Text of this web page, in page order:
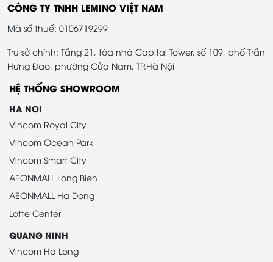
CÔNG TY TNHH LEMINO VIỆT NAM
Mã số thuế: 0106719299
Trụ sở chính: Tầng 21, tòa nhà Capital Tower, số 109, phố Trần
Hưng Đạo, phường Cửa Nam, TP.Hà Nội
HỆ THỐNG SHOWROOM
HA NOI
Vincom Royal City
Vincom Ocean Park
Vincom Smart City
AEONMALL Long Bien
AEONMALL Ha Dong
Lotte Center
QUANG NINH
Vincom Ha Long